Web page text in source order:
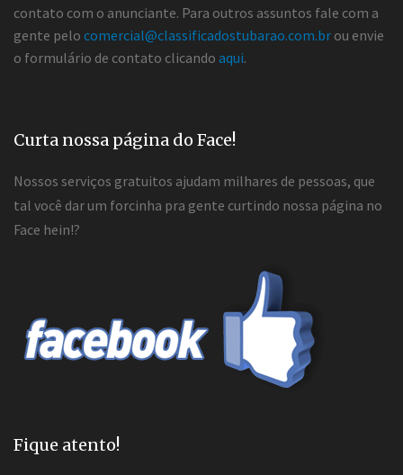
contato com o anunciante. Para outros assuntos fale com a
gente pelo comercial@classificadostubarao.com.br ou envie
o formulário de contato clicando aqui.
Curta nossa página do Face!
Nossos serviços gratuitos ajudam milhares de pessoas, que
tal você dar um forcinha pra gente curtindo nossa página no
Face hein!?
Fique atento!